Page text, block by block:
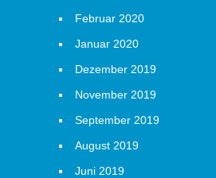
Februar 2020
Januar 2020
Dezember 2019
November 2019
September 2019
August 2019
Juni 2019